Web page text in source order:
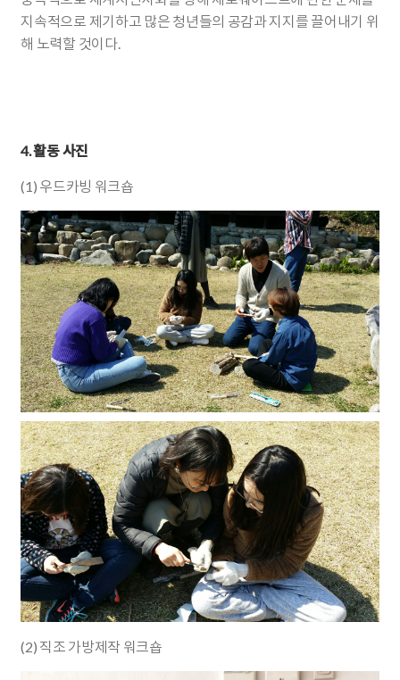
지속적으로 제기하고 많은 청년들의 공감과 지지를 끌어내기 위
해 노력할 것이다.
4. 활동 사진
(1) 우드카빙 워크숍
(2) 직조 가방제작 워크숍